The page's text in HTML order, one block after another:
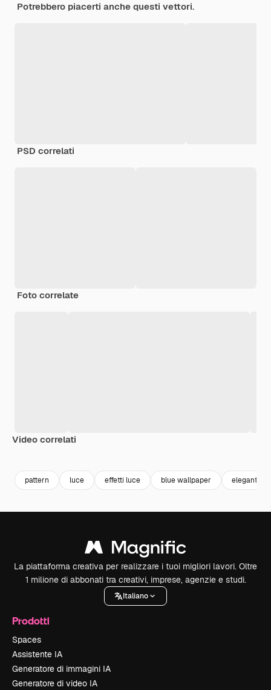
Potrebbero piacerti anche questi vettori.
PSD correlati
Foto correlate
Video correlati
pattern luce effetti luce blue wallpaper elegante
La piattaforma creativa per realizzare i tuoi migliori lavori. Oltre
1 milione di abbonati tra creativi, imprese, agenzie e studi.
Italiano
Prodotti
Spaces
Assistente IA
Generatore di immagini IA
Generatore di video IA